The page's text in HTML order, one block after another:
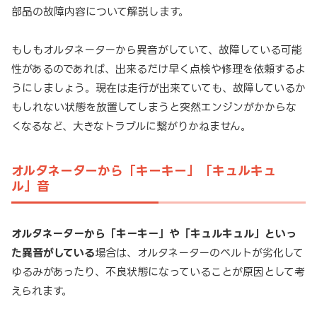
部品の故障内容について解説します。
もしもオルタネーターから異音がしていて、故障している可能
性があるのであれば、出来るだけ早く点検や修理を依頼するよ
うにしましょう。現在は走行が出来ていても、故障しているか
もしれない状態を放置してしまうと突然エンジンがかからな
くなるなど、大きなトラブルに繋がりかねません。
オルタネーターから「キーキー」「キュルキュ
ル」音
オルタネーターから「キーキー」や「キュルキュル」といっ
た異音がしている場合は、オルタネーターのベルトが劣化して
ゆるみがあったり、不良状態になっていることが原因として考
えられます。